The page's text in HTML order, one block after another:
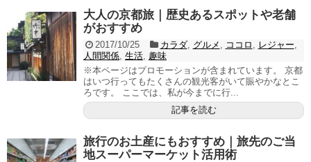
大人の京都旅｜歴史あるスポットや老舗
がおすすめ
2017/10/25 カラダ, グルメ ココロ レジャー
人間関係 生活 趣味
※本ページはプロモーションが含まれています。 京都
はいつ行ってもたくさんの観光客がいて賑やかなとこ
ろです。 ここでは、私が今までに行...
記事を読む
旅行のお土産にもおすすめ｜旅先のご当
地スーパーマーケット活用術